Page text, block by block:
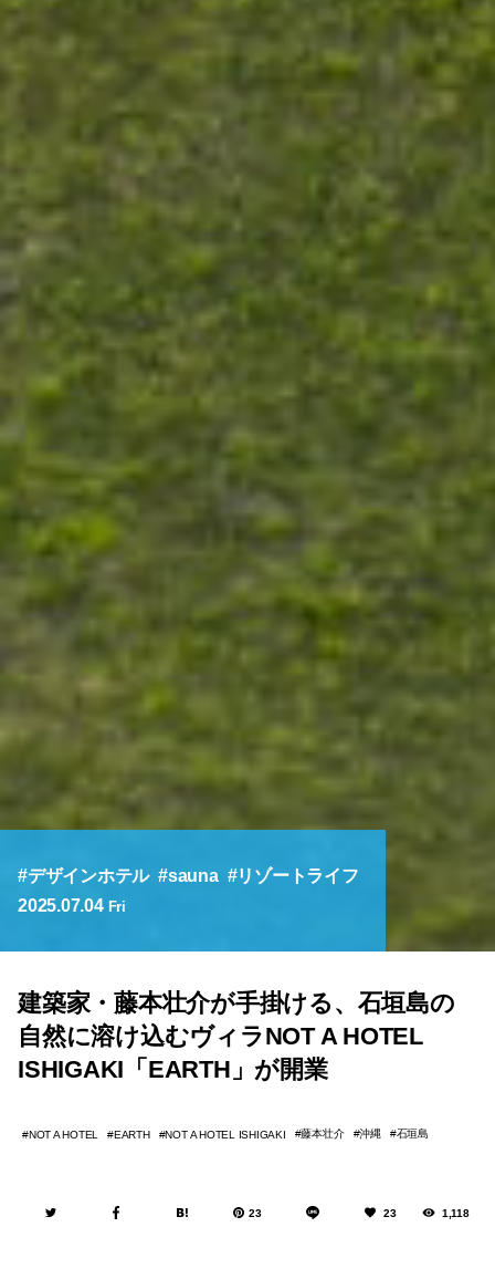
デザインホテル sauna
リゾートライフ
2025.07.04 Fri
建築家・藤本壮介が手掛ける、石垣島の
自然に溶け込むヴィラNOT A HOTEL
ISHIGAKI「EARTH」が開業
NOT A HOTEL EARTH NOT A HOTEL ISHIGAKI 藤本壮介 沖縄 石垣島
23 23 1,118